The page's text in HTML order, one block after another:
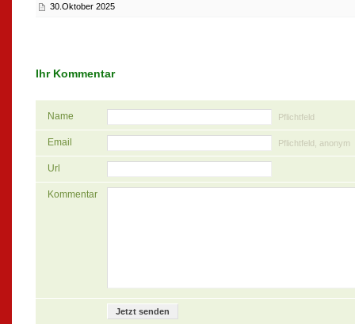
30.Oktober 2025
Ihr Kommentar
Name Pflichtfeld
Email Pflichtfeld, anonym
Url
Kommentar